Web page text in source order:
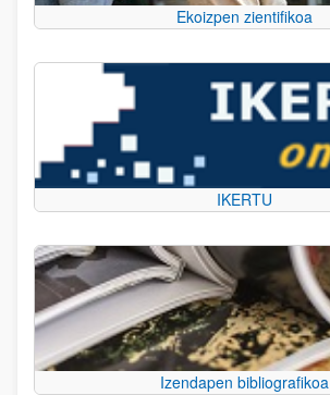
Ekoizpen zientifikoa
IKERTU
Izendapen bibliografikoa